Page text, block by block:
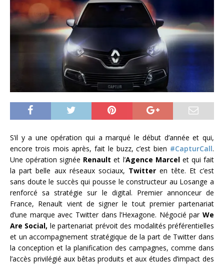
S’il y a une opération qui a marqué le début d’année et qui,
encore trois mois après, fait le buzz, c’est bien #CapturCall.
Une opération signée Renault et l’Agence Marcelet qui fait
la part belle aux réseaux sociaux, Twitter en tête. Et c’est
sans doute le succès qui pousse le constructeur au Losange a
renforcé sa stratégie sur le digital. Premier annonceur de
France, Renault vient de signer le tout premier partenariat
d’une marque avec Twitter dans l’Hexagone. Négocié par We
Are Social, le partenariat prévoit des modalités préférentielles
et un accompagnement stratégique de la part de Twitter dans
la conception et la planification des campagnes, comme dans
l’accès privilégié aux bêtas produits et aux études d’impact des